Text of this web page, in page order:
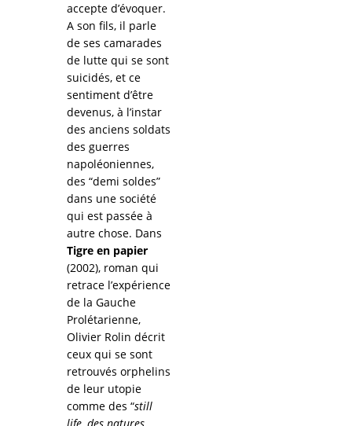
accepte d’évoquer.
A son fils, il parle
de ses camarades
de lutte qui se sont
suicidés, et ce
sentiment d’être
devenus, à l’instar
des anciens soldats
des guerres
napoléoniennes,
des “demi soldes”
dans une société
qui est passée à
autre chose. Dans
Tigre en papier
(2002), roman qui
retrace l’expérience
de la Gauche
Prolétarienne,
Olivier Rolin décrit
ceux qui se sont
retrouvés orphelins
de leur utopie
comme des “still